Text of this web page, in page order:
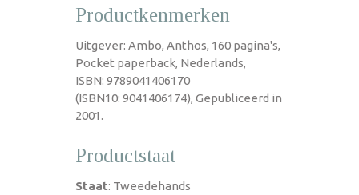
Productkenmerken
Uitgever: Ambo, Anthos, 160 pagina's,
Pocket paperback, Nederlands,
ISBN: 9789041406170
(ISBN10: 9041406174), Gepubliceerd in
2001.
Productstaat
Staat: Tweedehands